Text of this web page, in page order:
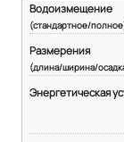
Водоизмещение
(стандартное/
Размерения
(длина/ширина/